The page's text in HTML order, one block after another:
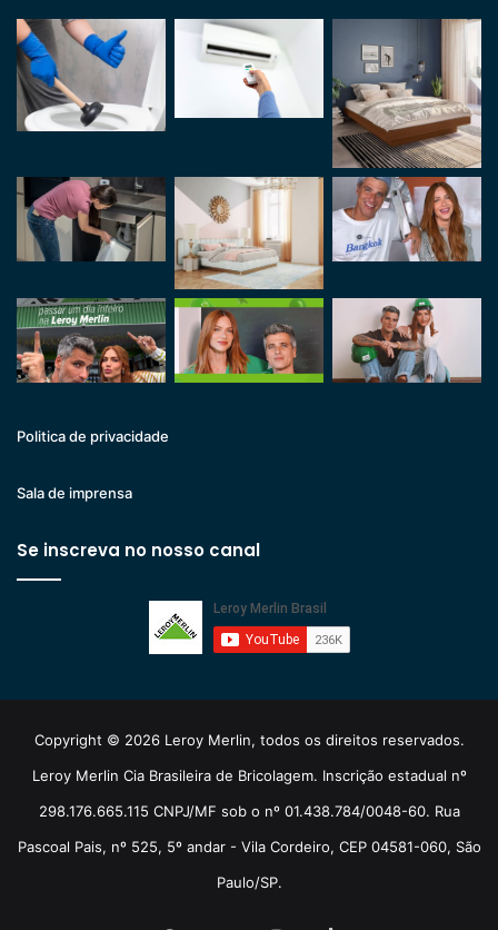
Politica de privacidade
Sala de imprensa
Se inscreva no nosso canal
Copyright © 2026 Leroy Merlin, todos os direitos reservados.
Leroy Merlin Cia Brasileira de Bricolagem. Inscrição estadual nº
298.176.665.115 CNPJ/MF sob o nº 01.438.784/0048-60. Rua
Pascoal Pais, nº 525, 5º andar - Vila Cordeiro, CEP 04581-060, São
Paulo/SP.